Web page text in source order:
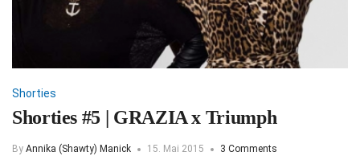
Shorties
Shorties #5 | GRAZIA x Triumph
By Annika (Shawty) Manick 15. Mai 2015 3 Comments